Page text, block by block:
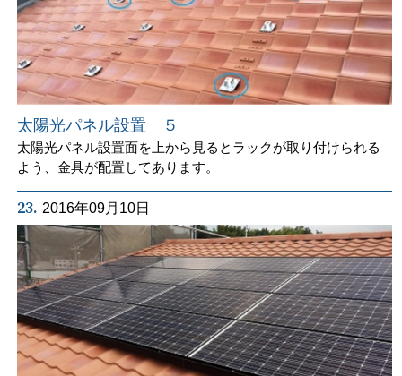
太陽光パネル設置 ５
太陽光パネル設置面を上から見るとラックが取り付けられる
よう、金具が配置してあります。
23. 2016年09月10日